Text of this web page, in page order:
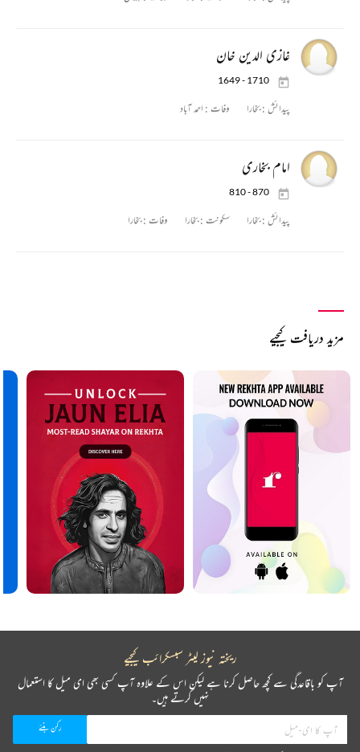
غازی الدین خان
1649 - 1710
پیدائش :بخارا وفات : احمد آباد
امام بخاری
810 - 870
پیدائش :بخارا سکونت :بخارا وفات :بخارا
مزید دریافت کیجیے
ریختہ نیوز لیٹر سبسکرائب کیجیے
آپ کو باقاعدگی سے کچھ حاصل کرنا ہے لیکن اس کے علاوہ آپ کسی بھی ای میل کا استعمال
نہیں کرتے ہیں۔